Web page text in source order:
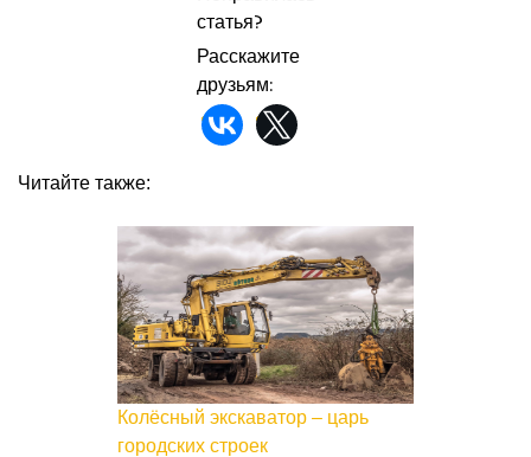
статья?
Расскажите
друзьям:
Читайте также:
Колёсный экскаватор – царь
городских строек